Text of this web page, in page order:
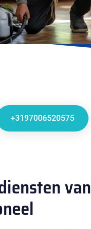
+3197006520575
van